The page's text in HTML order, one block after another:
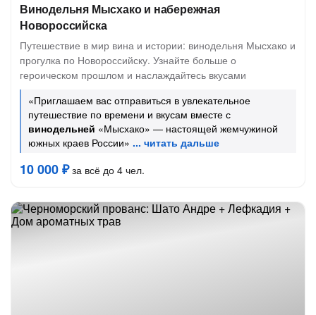
Винодельня Мысхако и набережная
Новороссийска
Путешествие в мир вина и истории: винодельня Мысхако и
прогулка по Новороссийску. Узнайте больше о
героическом прошлом и наслаждайтесь вкусами
«Приглашаем вас отправиться в увлекательное
путешествие по времени и вкусам вместе с
винодельней «Мысхако» — настоящей жемчужиной
южных краев России»
10 000 ₽за всё до 4 чел.